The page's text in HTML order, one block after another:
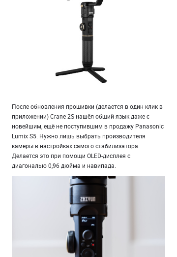
После обновления прошивки (делается в один клик в
приложении) Crane 2S нашёл общий язык даже с
новейшим, ещё не поступившим в продажу Panasonic
Lumix S5. Нужно лишь выбрать производителя
камеры в настройках самого стабилизатора.
Делается это при помощи OLED-дисплея с
диагональю 0,96 дюйма и навипада.